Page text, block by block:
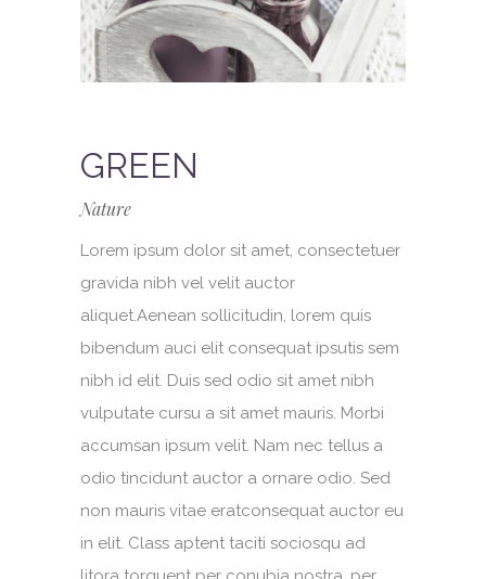
GREEN
Nature
Lorem ipsum dolor sit amet, consectetuer
gravida nibh vel velit auctor
aliquet.Aenean sollicitudin, lorem quis
bibendum auci elit consequat ipsutis sem
nibh id elit. Duis sed odio sit amet nibh
vulputate cursu a sit amet mauris. Morbi
accumsan ipsum velit. Nam nec tellus a
odio tincidunt auctor a ornare odio. Sed
non mauris vitae eratconsequat auctor eu
in elit. Class aptent taciti sociosqu ad